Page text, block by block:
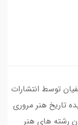
توسط انتشارات
تاریخ هنر مروری
رشته های هنر